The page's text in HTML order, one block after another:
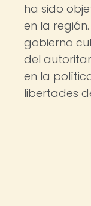
ha sido
en la
gobierno
del
en la
libertades